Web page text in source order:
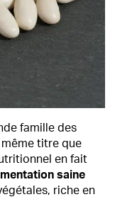
famille des
même titre que
en fait
saine
riche en